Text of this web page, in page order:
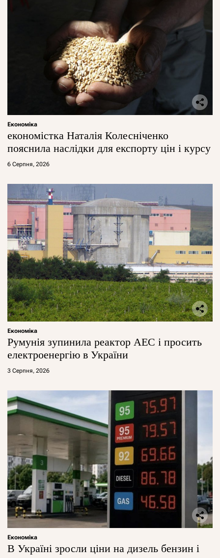
Економіка
економістка Наталія Колесніченко
пояснила наслідки для експорту цін і курсу
6 Серпня, 2026
Економіка
Румунія зупинила реактор АЕС і просить
електроенергію в України
3 Серпня, 2026
Економіка
В Україні зросли ціни на дизель бензин і